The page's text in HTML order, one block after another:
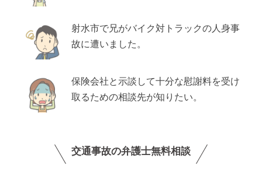
射水市で兄がバイク対トラックの人身事
故に遭いました。
保険会社と示談して十分な慰謝料を受け
取るための相談先が知りたい。
交通事故の弁護士無料相談